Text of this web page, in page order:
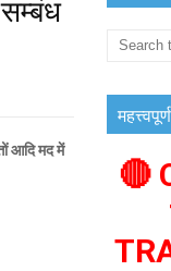
आदि मद में
🔴